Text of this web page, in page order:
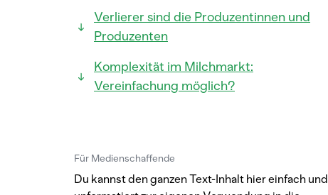
Verlierer sind die Produzentinnen und
Produzenten
Komplexität im Milchmarkt:
Vereinfachung möglich?
Für Medienschaffende
Du kannst den ganzen Text-Inhalt hier einfach und